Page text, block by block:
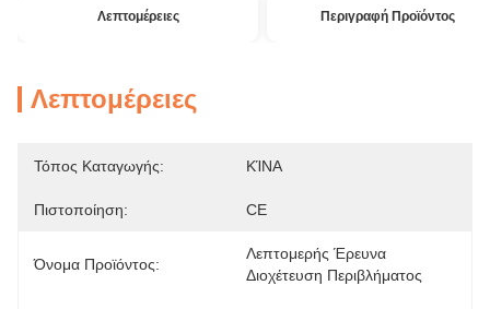
Λεπτομέρειες Περιγραφή Προϊόντος
Λεπτομέρειες
Τόπος Καταγωγής: ΚΊΝΑ
Πιστοποίηση: CE
Όνομα Προϊόντος:
Λεπτομερής Έρευνα
Διοχέτευση Περιβλήματος